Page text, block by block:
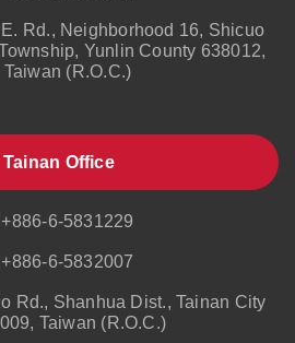
Rd., Neighborhood 16, Shicuo
Yunlin County 638012,
Taiwan (R.O.C.)
Tainan Office
+886-6-5831229
+886-6-5832007
Rd., Shanhua Dist., Tainan City
Taiwan (R.O.C.)